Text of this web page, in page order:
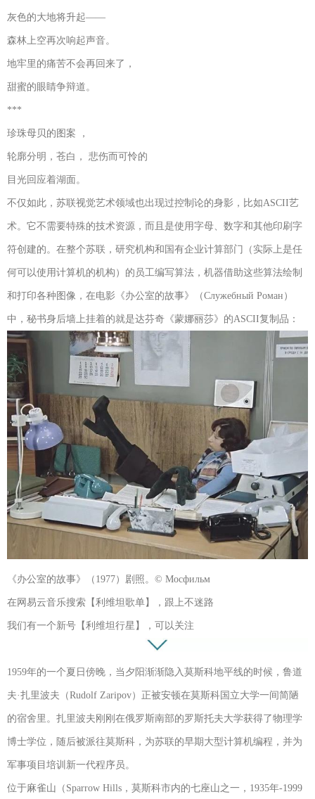
灰色的大地将升起——
森林上空再次响起声音。
地牢里的痛苦不会再回来了，
甜蜜的眼睛争辩道。
***
珍珠母贝的图案 ，
轮廓分明，苍白， 悲伤而可怜的
目光回应着湖面。
不仅如此，苏联视觉艺术领域也出现过控制论的身影，比如ASCII艺
术。它不需要特殊的技术资源，而且是使用字母、数字和其他印刷字
符创建的。在整个苏联，研究机构和国有企业计算部门（实际上是任
何可以使用计算机的机构）的员工编写算法，机器借助这些算法绘制
和打印各种图像，在电影《办公室的故事》（Служебный Роман）
中，秘书身后墙上挂着的就是达芬奇《蒙娜丽莎》的ASCII复制品：
《办公室的故事》（1977）剧照。© Мосфильм
在网易云音乐搜索【利维坦歌单】，跟上不迷路
我们有一个新号【利维坦行星】，可以关注
1959年的一个夏日傍晚，当夕阳渐渐隐入莫斯科地平线的时候，鲁道
夫·扎里波夫（Rudolf Zaripov）正被安顿在莫斯科国立大学一间简陋
的宿舍里。扎里波夫刚刚在俄罗斯南部的罗斯托夫大学获得了物理学
博士学位，随后被派往莫斯科，为苏联的早期大型计算机编程，并为
军事项目培训新一代程序员。
位于麻雀山（Sparrow Hills，莫斯科市内的七座山之一，1935年-1999